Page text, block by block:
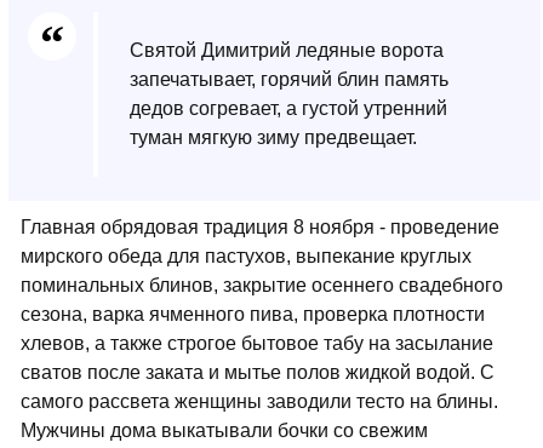
Святой Димитрий ледяные ворота
запечатывает, горячий блин память
дедов согревает, а густой утренний
туман мягкую зиму предвещает.
Главная обрядовая традиция 8 ноября - проведение
мирского обеда для пастухов, выпекание круглых
поминальных блинов, закрытие осеннего свадебного
сезона, варка ячменного пива, проверка плотности
хлевов, а также строгое бытовое табу на засылание
сватов после заката и мытье полов жидкой водой. С
самого рассвета женщины заводили тесто на блины.
Мужчины дома выкатывали бочки со свежим